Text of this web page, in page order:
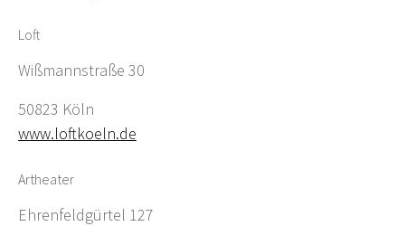
Loft
Wißmannstraße 30
50823 Köln
www.loftkoeln.de
Artheater
Ehrenfeldgürtel 127